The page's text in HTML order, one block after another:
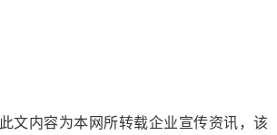
此文内容为本网所转载企业宣传资讯，该